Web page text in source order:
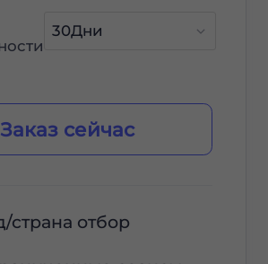
Заказ сейчас
страна отбор